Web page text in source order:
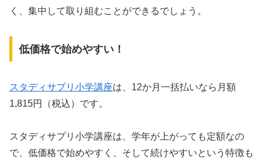
く、集中して取り組むことができるでしょう。
低価格で始めやすい！
スタディサプリ小学講座は、12か月一括払いなら月額
1,815円（税込）です。
スタディサプリ小学講座は、学年が上がっても定額なの
で、低価格で始めやすく、そして続けやすいという特徴も